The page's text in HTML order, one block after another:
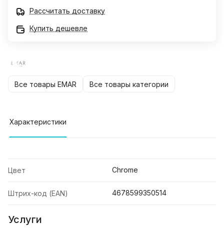
Рассчитать доставку
Купить дешевле
Все товары EMAR Все товары категории
Характеристики
Цвет Chrome
Штрих-код (EAN) 4678599350514
Услуги